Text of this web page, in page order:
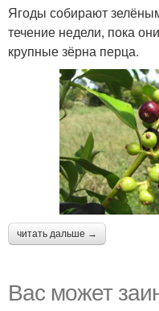
Ягоды собирают
течение недели, пока
крупные зёрна перца.
читать дальше →
Вас может